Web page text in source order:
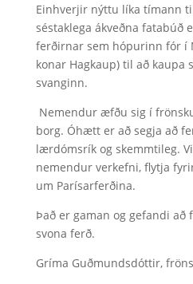
Einhverjir nýttu líka tímann
séstaklega ákveðna fatabúð
ferðirnar sem hópurinn fór í
konar Hagkaup) til að kaupa
svanginn.
Nemendur æfðu sig í
borg. Óhætt er að segja að
lærdómsrík og skemmtileg.
nemendur verkefni, flytja
um Parísarferðina.
Það er gaman og gefandi að
svona ferð.
Gríma Guðmundsdóttir,